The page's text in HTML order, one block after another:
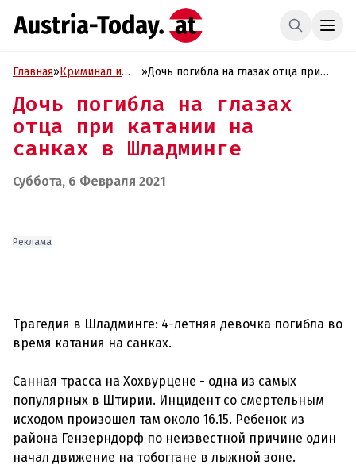
Главная»Криминал и
»Дочь погибла на глазах отца при
Дочь погибла на глазах
отца при катании на
санках в Шладминге
Суббота, 6 Февраля 2021
Реклама
Трагедия в Шладминге: 4-летняя девочка погибла во
время катания на санках.
Санная трасса на Хохвурцене - одна из самых
популярных в Штирии. Инцидент со смертельным
исходом произошел там около 16.15. Ребенок из
района Гензерндорф по неизвестной причине один
начал движение на тобоггане в лыжной зоне.